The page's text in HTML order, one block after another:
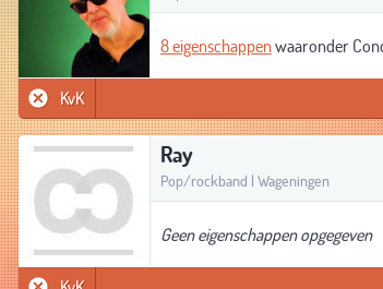
8 eigenschappenwaaronder
KvK
Ray
Pop/rockband | Wageningen
Geen eigenschappen opgegeven